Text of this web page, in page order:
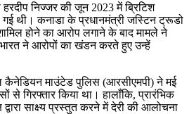
निज्जर की जून 2023 में ब्रिटिश
गई थी। कनाडा के प्रधानमंत्री जस्टिन ट्रूडो
शामिल होने का आरोप लगाने के बाद मामले ने
ने आरोपों का खंडन करते हुए उन्हें
कैनेडियन माउंटेड पुलिस (आरसीएमपी) ने मई
से गिरफ्तार किया था। हालाँकि, प्रारंभिक
साक्ष्य प्रस्तुत करने में देरी की आलोचना